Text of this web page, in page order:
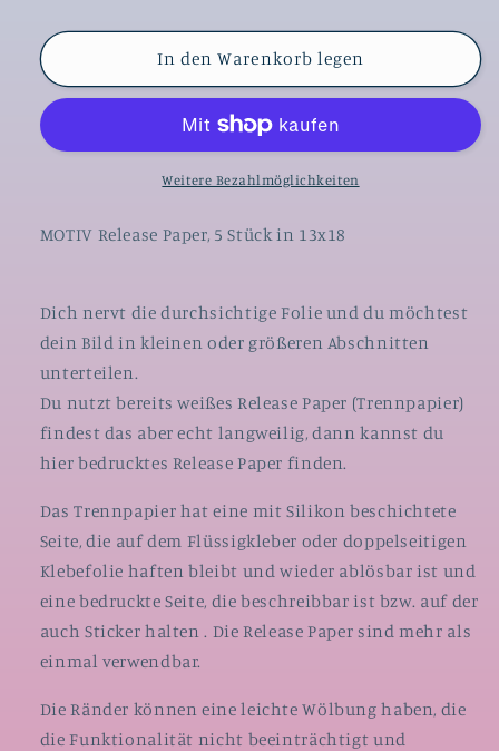
Diamond
Motiv
13x18
Häschen
Diamond
Painting
Motiv
Release
Paper
13x18
-
Häschen
In den Warenkorb legen
Weitere Bezahlmöglichkeiten
MOTIV Release Paper, 5 Stück in 13x18
Dich nervt die durchsichtige Folie und du möchtest
dein Bild in kleinen oder größeren Abschnitten
unterteilen.
Du nutzt bereits weißes Release Paper (Trennpapier)
findest das aber echt langweilig, dann kannst du
hier bedrucktes Release Paper finden.
Das Trennpapier hat eine mit Silikon beschichtete
Seite, die auf dem Flüssigkleber oder doppelseitigen
Klebefolie haften bleibt und wieder ablösbar ist und
eine bedruckte Seite, die beschreibbar ist bzw. auf der
auch Sticker halten . Die Release Paper sind mehr als
einmal verwendbar.
Die Ränder können eine leichte Wölbung haben, die
die Funktionalität nicht beeinträchtigt und